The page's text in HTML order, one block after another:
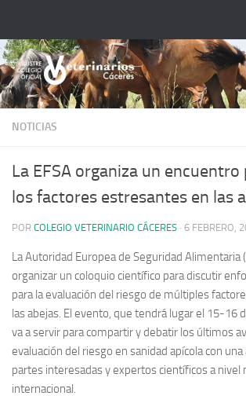
NOTICIAS
La EFSA organiza un
los factores estresantes en las
POR COLEGIO VETERINARIO CÁCERES · 6 FEBRERO,
La Autoridad Europea de Seguridad Alimentaria
organizar un coloquio científico para discutir
para la evaluación del riesgo de múltiples
las abejas. El evento, que tendrá lugar el 15-16
va a servir para compartir y debatir los últimos
evaluación del riesgo en sanidad apícola con
partes interesadas y expertos científicos a nivel
internacional.